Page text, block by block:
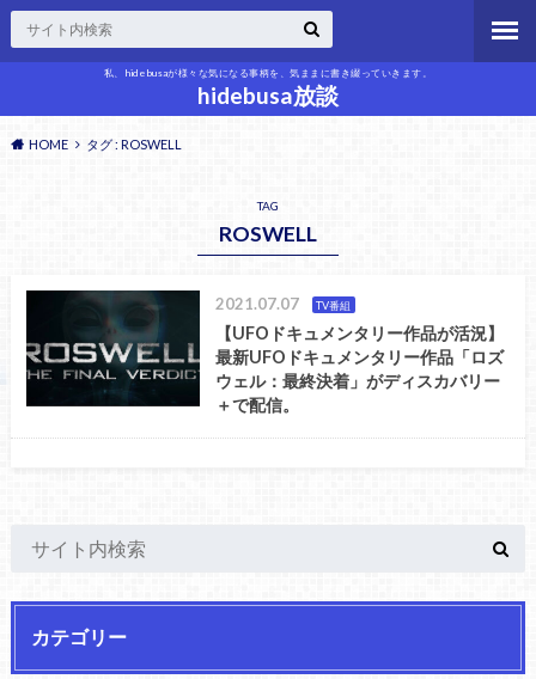
私、hidebusaが様々な気になる事柄を、気ままに書き綴っていきます。
hidebusa放談
HOME タグ : ROSWELL
TAG
ROSWELL
2021.07.07 TV番組
【UFOドキュメンタリー作品が活況】
最新UFOドキュメンタリー作品「ロズ
ウェル：最終決着」がディスカバリー
＋で配信。
カテゴリー